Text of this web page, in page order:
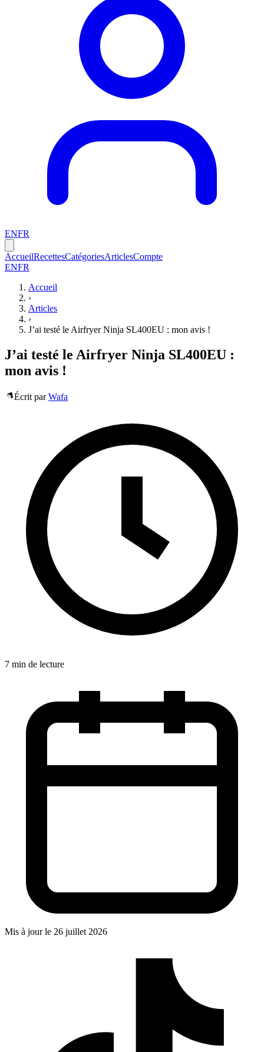
ENFR
AccueilRecettesCatégoriesArticlesCompte
ENFR
Accueil
›
Articles
›
J’ai testé le Airfryer Ninja SL400EU : mon avis !
J’ai testé le Airfryer Ninja SL400EU :
mon avis !
Écrit parWafa
7 min de lecture
Mis à jour le 26 juillet 2026